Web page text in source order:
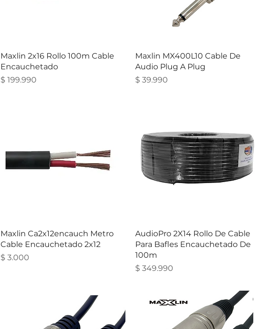
Maxlin 2x16 Rollo 100m Cable
Encauchetado
Precio
$ 199.990
Maxlin MX400L10 Cable De
Audio Plug A Plug
Precio
$ 39.990
Maxlin Ca2x12encauch Metro
Cable Encauchetado 2x12
Precio
$ 3.000
AudioPro 2X14 Rollo De Cable
Para Bafles Encauchetado De
100m
Precio
$ 349.990